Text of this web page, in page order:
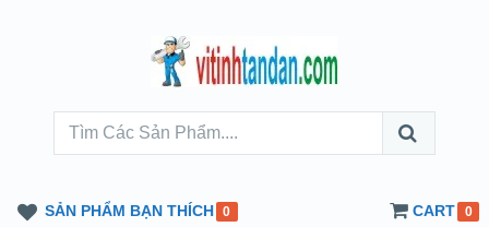
SẢN PHẨM BẠN THÍCH 0 CART 0